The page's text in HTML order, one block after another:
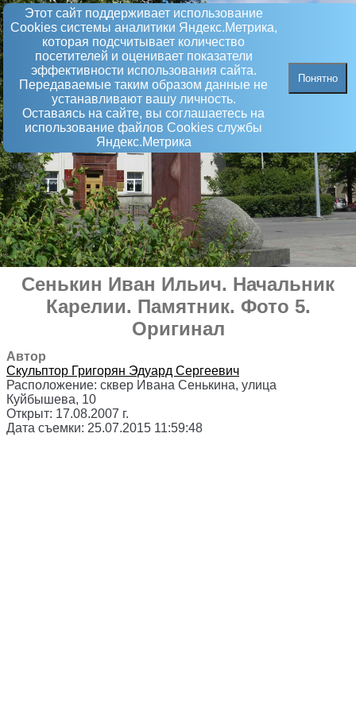
Этот сайт поддерживает использование
Сookies системы аналитики Яндекс.Метрика,
которая подсчитывает количество
посетителей и оценивает показатели
эффективности использования сайта.
Передаваемые таким образом данные не
устанавливают вашу личность.
Оставаясь на сайте, вы соглашаетесь на
использование файлов Сookies службы
Яндекс.Метрика
Понятно
Сенькин Иван Ильич. Начальник
Карелии. Памятник. Фото 5.
Оригинал
Автор
Скульптор Григорян Эдуард Сергеевич
Расположение: сквер Ивана Сенькина, улица
Куйбышева, 10
Открыт: 17.08.2007 г.
Дата съемки: 25.07.2015 11:59:48